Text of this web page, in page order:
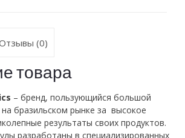
(0)
товара
– бренд, пользующийся большой
бразильском рынке за высокое
результаты своих продуктов.
разработаны в специализированных